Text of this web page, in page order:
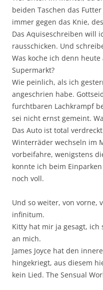
beiden Taschen das
immer gegen das Knie,
Das Aquiseschreiben will
rausschicken. Und
Was koche ich denn
Supermarkt?
Wie peinlich, als ich
angeschrien habe.
furchtbaren Lachkrampf
sei nicht ernst gemeint.
Das Auto ist total
Winterräder wechseln im
vorbeifahre, wenigstens
konnte ich beim
noch voll.
Und so weiter, von vorne,
infinitum.
Kitty hat mir ja gesagt,
an mich.
James Joyce hat den
hingekriegt, aus diesem
kein Lied. The Sensual